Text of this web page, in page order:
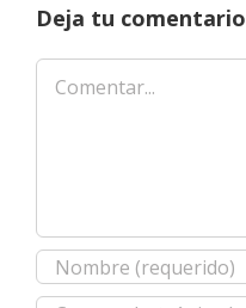
Deja tu comentario
Comentar